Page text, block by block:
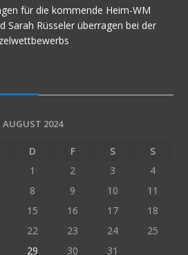
für die kommende Heim-WM
Sarah Rüsseler überragen bei der
AUGUST 2024
D F S
S
1
2 3
4
8 9 10
11
15 16 17
18
22 23 24
25
29 30 31